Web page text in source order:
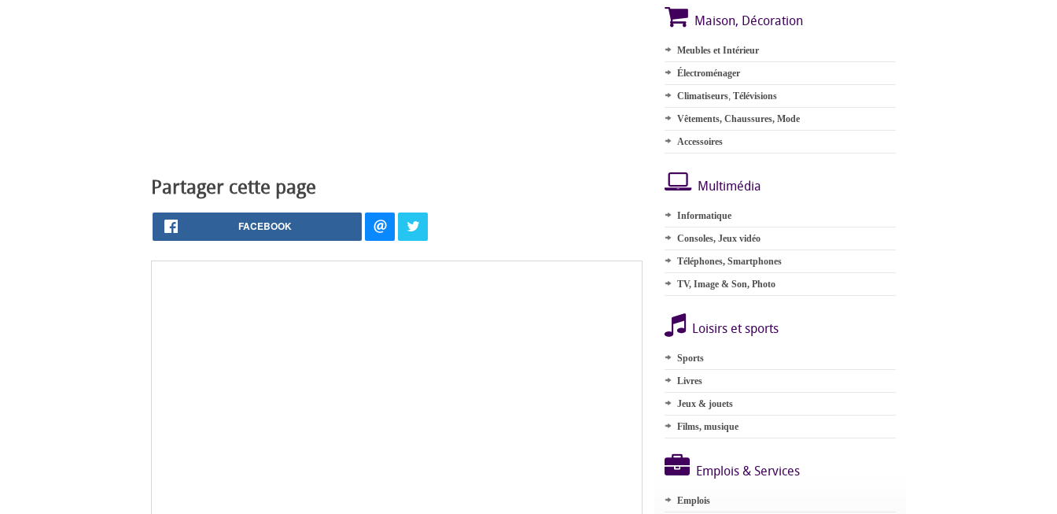
Partager cette page
FACEBOOK
Maison, Décoration
Meubles et Intérieur
Électroménager
Climatiseurs, Télévisions
Vêtements, Chaussures, Mode
Accessoires
Multimédia
Informatique
Consoles, Jeux vidéo
Téléphones, Smartphones
TV, Image & Son, Photo
Loisirs et sports
Sports
Livres
Jeux & jouets
Films, musique
Emplois & Services
Emplois